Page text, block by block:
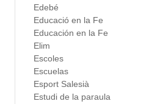
Edebé
Educació en la Fe
Educación en la Fe
Elim
Escoles
Escuelas
Esport Salesià
Estudi de la paraula